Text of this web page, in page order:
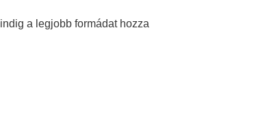
a legjobb formádat hozza